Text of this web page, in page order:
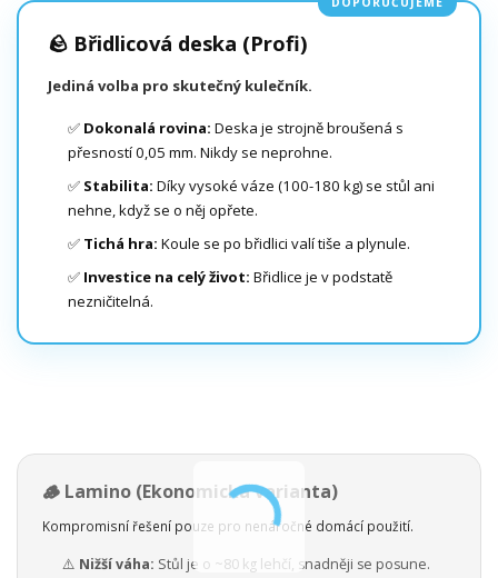
🪨 Břidlicová deska (Profi)
Jediná volba pro skutečný kulečník.
✅ Dokonalá rovina: Deska je strojně broušená s
přesností 0,05 mm. Nikdy se neprohne.
✅ Stabilita: Díky vysoké váze (100-180 kg) se stůl ani
nehne, když se o něj opřete.
✅ Tichá hra: Koule se po břidlici valí tiše a plynule.
✅ Investice na celý život: Břidlice je v podstatě
nezničitelná.
🪵 Lamino (Ekonomická varianta)
Kompromisní řešení pouze pro nenáročné domácí použití.
⚠️ Nižší váha: Stůl je o ~80 kg lehčí, snadněji se posune.